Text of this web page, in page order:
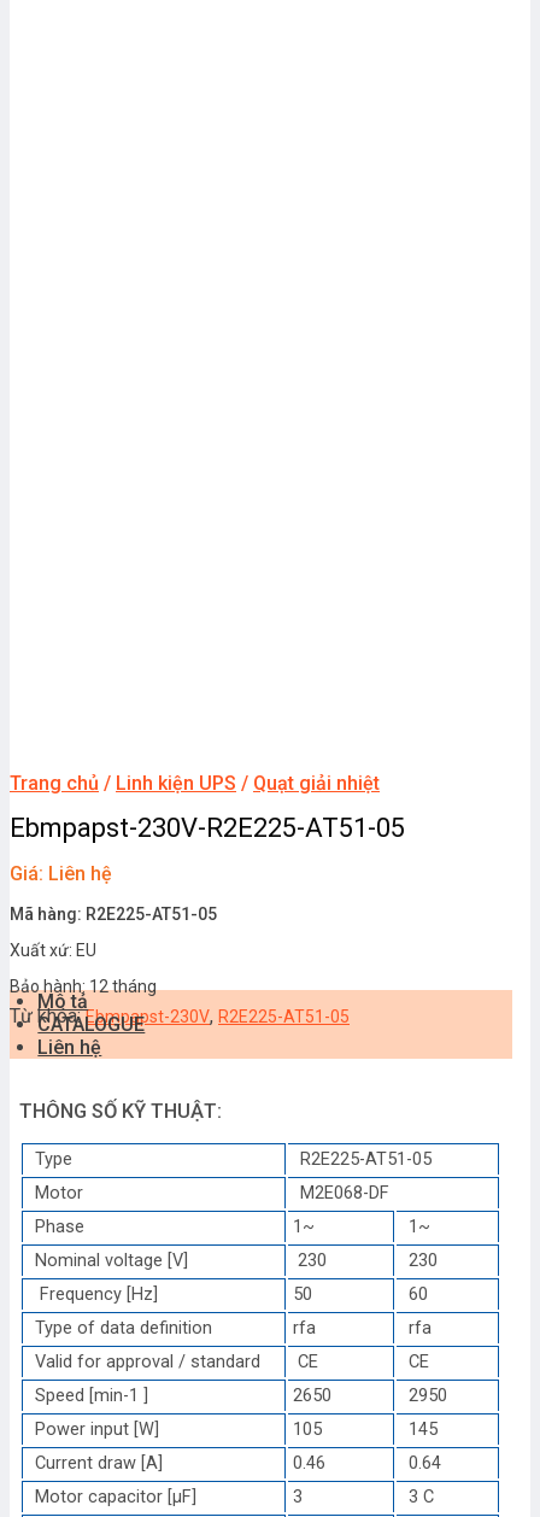
Trang chủ / Linh kiện UPS / Quạt giải nhiệt
Ebmpapst-230V-R2E225-AT51-05
Giá: Liên hệ
Mã hàng: R2E225-AT51-05
Xuất xứ: EU
Bảo hành: 12 tháng
Từ khóa:Ebmpapst-230V, R2E225-AT51-05
Mô tả
CATALOGUE
Liên hệ
THÔNG SỐ KỸ THUẬT:
Type
R2E225-AT51-05
Motor
M2E068-DF
Phase
1~
1~
Nominal voltage [V]
230
230
Frequency [Hz]
50
60
Type of data definition
rfa
rfa
Valid for approval / standard
CE
CE
Speed [min-1 ]
2650
2950
Power input [W]
105
145
Current draw [A]
0.46
0.64
Motor capacitor [µF]
3
3 C